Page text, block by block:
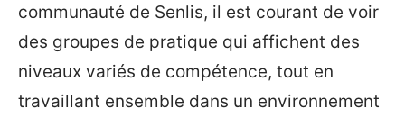
communauté de Senlis, il est courant de voir
des groupes de pratique qui affichent des
niveaux variés de compétence, tout en
travaillant ensemble dans un environnement